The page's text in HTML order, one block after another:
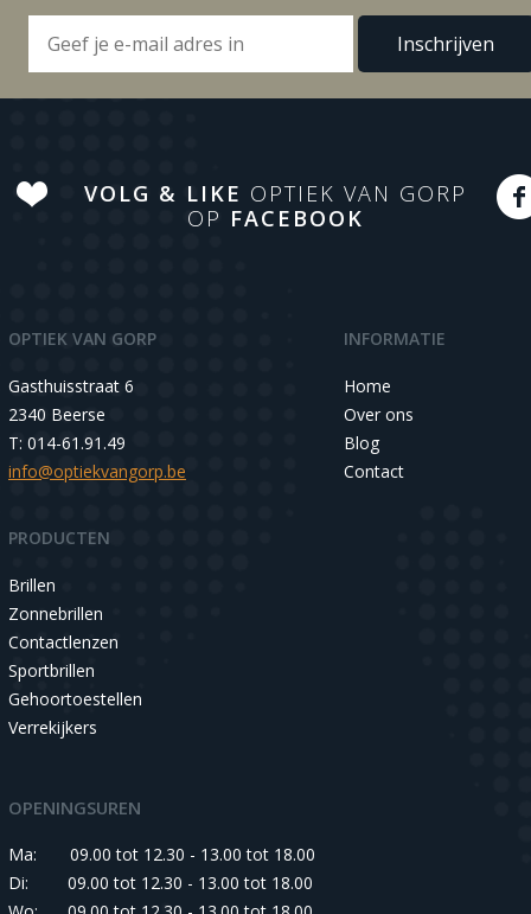
VOLG & LIKE OPTIEK VAN GORP
OP FACEBOOK
OPTIEK VAN GORP
Gasthuisstraat 6
2340 Beerse
T: 014-61.91.49
info@optiekvangorp.be
INFORMATIE
Home
Over ons
Blog
Contact
PRODUCTEN
Brillen
Zonnebrillen
Contactlenzen
Sportbrillen
Gehoortoestellen
Verrekijkers
OPENINGSUREN
Ma:
09.00 tot 12.30 - 13.00 tot 18.00
Di:
09.00 tot 12.30 - 13.00 tot 18.00